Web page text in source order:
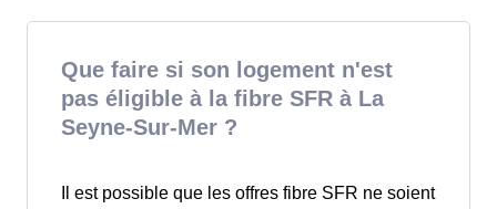
Que faire si son logement n'est
pas éligible à la fibre SFR à La
Seyne-Sur-Mer ?
Il est possible que les offres fibre SFR ne soient